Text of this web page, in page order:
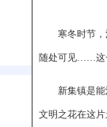
寒冬时节
随处可见……这
新集镇是
文明之花在这